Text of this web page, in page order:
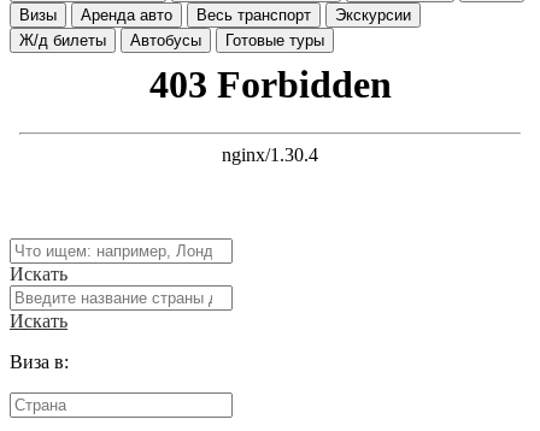
Визы
Аренда авто Весь транспорт
Экскурсии
Ж/д билеты
Автобусы Готовые туры
Искать
Искать
Виза в: